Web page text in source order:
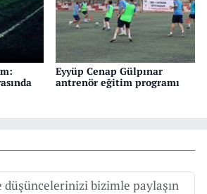
Eyyüp Cenap Gülpınar
antrenör eğitim programı